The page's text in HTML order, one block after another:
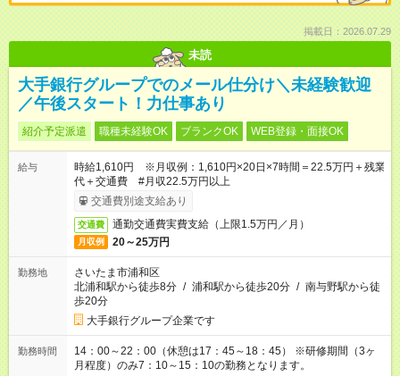
掲載日：2026.07.29
未読
大手銀行グループでのメール仕分け＼未経験歓迎
／午後スタート！力仕事あり
紹介予定派遣 職種未経験OK ブランクOK WEB登録・面接OK
給与
時給1,610円 ※月収例：1,610円×20日×7時間＝22.5万円＋残業
代＋交通費 #月収22.5万円以上
交通費別途支給あり
交通費 通勤交通費実費支給（上限1.5万円／月）
月収例 20～25万円
勤務地
さいたま市浦和区
北浦和駅から徒歩8分 / 浦和駅から徒歩20分 / 南与野駅から徒
歩20分
大手銀行グループ企業です
勤務時間
14：00～22：00（休憩は17：45～18：45） ※研修期間（3ヶ
月程度）のみ7：10～15：10の勤務となります。